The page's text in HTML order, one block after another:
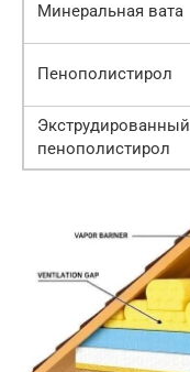
Минеральная вата
Пенополистирол
Экструдированный
пенополистирол